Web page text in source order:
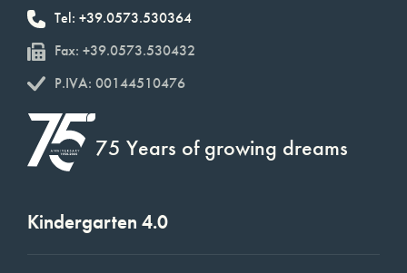
Tel: +39.0573.530364
Fax: +39.0573.530432
P.IVA: 00144510476
75 Years of growing dreams
Kindergarten 4.0